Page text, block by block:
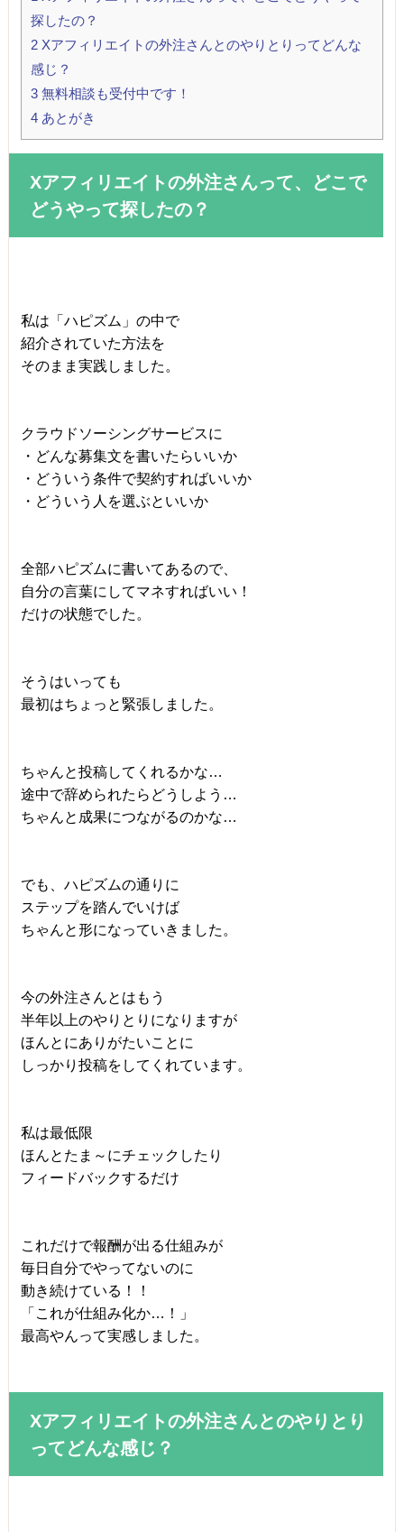
探したの？
2Xアフィリエイトの外注さんとのやりとりってどんな
感じ？
3無料相談も受付中です！
4あとがき
Xアフィリエイトの外注さんって、どこで
どうやって探したの？
私は「ハピズム」の中で
紹介されていた方法を
そのまま実践しました。
クラウドソーシングサービスに
・どんな募集文を書いたらいいか
・どういう条件で契約すればいいか
・どういう人を選ぶといいか
全部ハピズムに書いてあるので、
自分の言葉にしてマネすればいい！
だけの状態でした。
そうはいっても
最初はちょっと緊張しました。
ちゃんと投稿してくれるかな…
途中で辞められたらどうしよう…
ちゃんと成果につながるのかな…
でも、ハピズムの通りに
ステップを踏んでいけば
ちゃんと形になっていきました。
今の外注さんとはもう
半年以上のやりとりになりますが
ほんとにありがたいことに
しっかり投稿をしてくれています。
私は最低限
ほんとたま～にチェックしたり
フィードバックするだけ
これだけで報酬が出る仕組みが
毎日自分でやってないのに
動き続けている！！
「これが仕組み化か…！」
最高やんって実感しました。
Xアフィリエイトの外注さんとのやりとり
ってどんな感じ？